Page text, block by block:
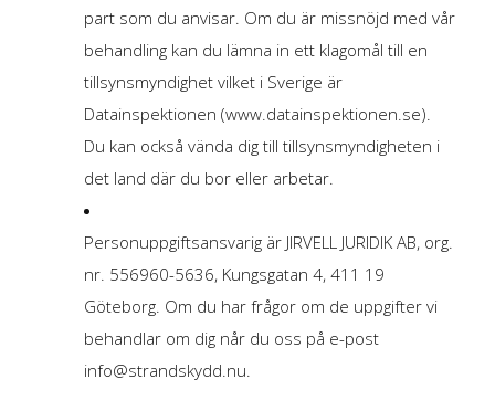
part som du anvisar. Om du är missnöjd med vår
behandling kan du lämna in ett klagomål till en
tillsynsmyndighet vilket i Sverige är
Datainspektionen (www.datainspektionen.se).
Du kan också vända dig till tillsynsmyndigheten i
det land där du bor eller arbetar.
Personuppgiftsansvarig är JIRVELL JURIDIK AB, org.
nr. 556960-5636, Kungsgatan 4, 411 19
Göteborg. Om du har frågor om de uppgifter vi
behandlar om dig når du oss på e-post
info@strandskydd.nu